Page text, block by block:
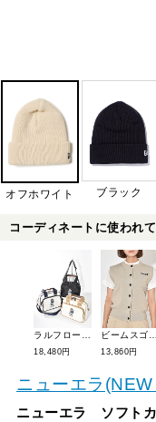
オフホワイト ブラック
コーディネートに使われ
18,480円 13,860円
ニューエラ
ニューエラ ソフト